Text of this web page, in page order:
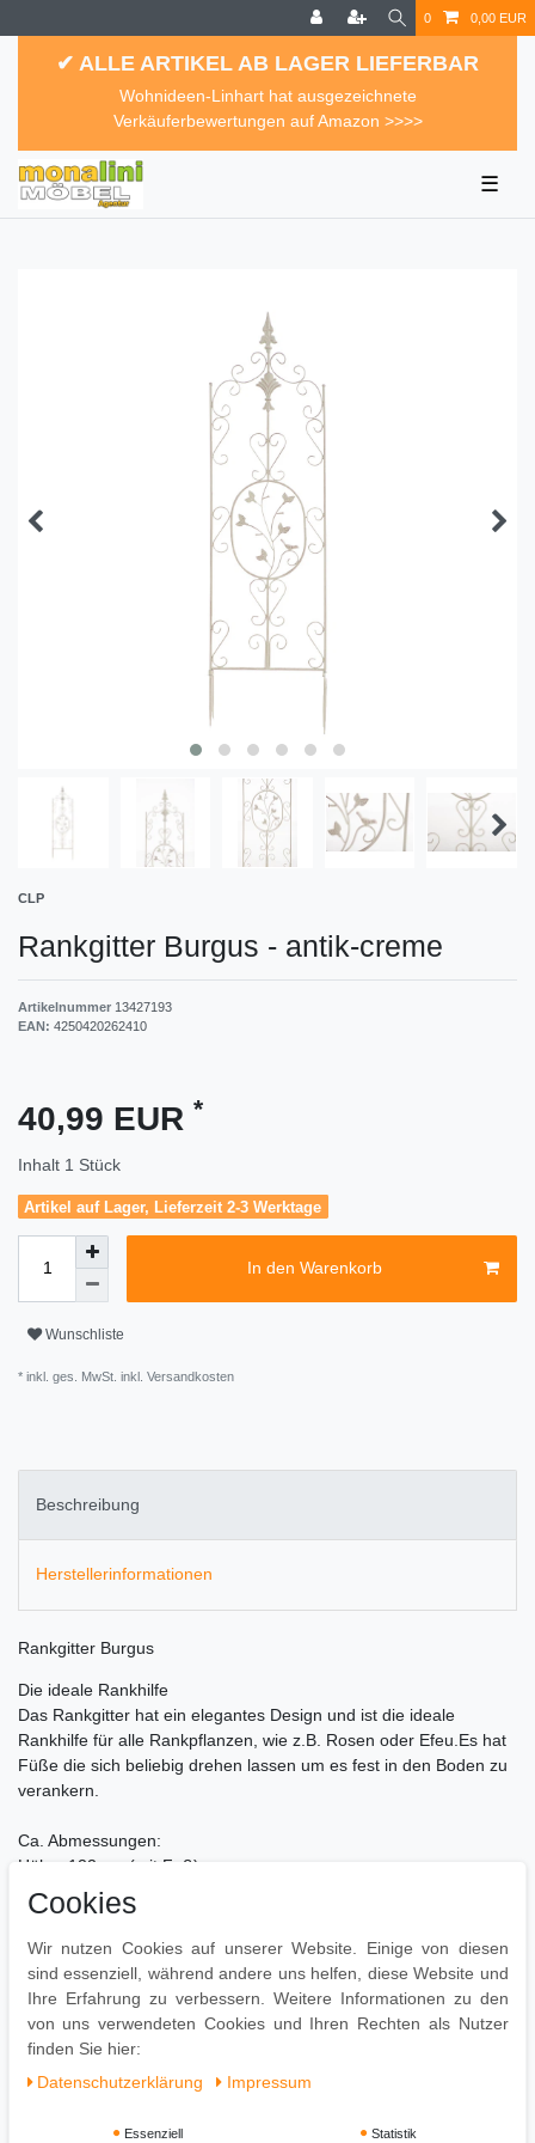
0 0,00 EUR
✔ ALLE ARTIKEL AB LAGER LIEFERBAR
Wohnideen-Linhart hat ausgezeichnete
Verkäuferbewertungen auf Amazon >>>>
☰
CLP
Rankgitter Burgus - antik-creme
Artikelnummer 13427193
EAN: 4250420262410
40,99 EUR *
Inhalt 1 Stück
Artikel auf Lager, Lieferzeit 2-3 Werktage
In den Warenkorb
Wunschliste
* inkl. ges. MwSt. inkl. Versandkosten
Beschreibung
Herstellerinformationen
Rankgitter Burgus
Die ideale Rankhilfe
Das Rankgitter hat ein elegantes Design und ist die ideale
Rankhilfe für alle Rankpflanzen, wie z.B. Rosen oder Efeu.Es hat
Füße die sich beliebig drehen lassen um es fest in den Boden zu
verankern.
Ca. Abmessungen:
Höhe: 122 cm (mit Fuß)
Breite: 35 cm
Höhe Fuß: 14,5 cm
Besonderheiten:
- Beste Qualität und Verarbeitung
- Volle gesetzliche Gewährleistung
Cookies
Wir nutzen Cookies auf unserer Website. Einige von diesen
sind essenziell, während andere uns helfen, diese Website und
Ihre Erfahrung zu verbessern. Weitere Informationen zu den
von uns verwendeten Cookies und Ihren Rechten als Nutzer
finden Sie hier:
Daten­schutz­erklärung
Impressum
Essenziell Statistik